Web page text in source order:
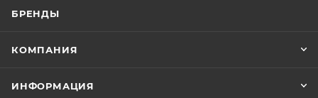
БРЕНДЫ
КОМПАНИЯ
ИНФОРМАЦИЯ